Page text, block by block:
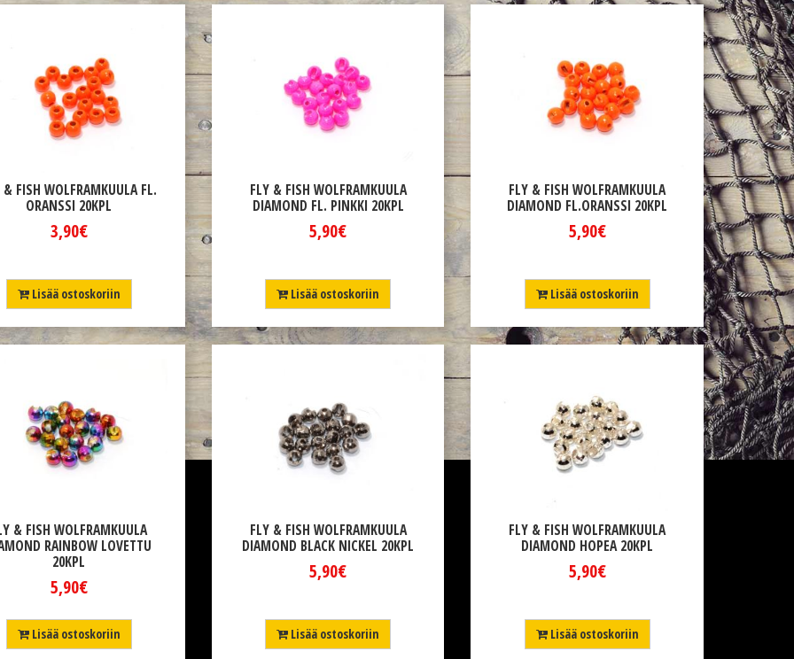
& FISH WOLFRAMKUULA FL.
ORANSSI 20KPL
3,90€
Lisää ostoskoriin
FLY & FISH WOLFRAMKUULA
DIAMOND FL. PINKKI 20KPL
5,90€
Lisää ostoskoriin
FLY & FISH WOLFRAMKUULA
DIAMOND FL.ORANSSI 20KPL
5,90€
Lisää ostoskoriin
& FISH WOLFRAMKUULA
RAINBOW LOVETTU
20KPL
5,90€
Lisää ostoskoriin
FLY & FISH WOLFRAMKUULA
DIAMOND BLACK NICKEL 20KPL
5,90€
Lisää ostoskoriin
FLY & FISH WOLFRAMKUULA
DIAMOND HOPEA 20KPL
5,90€
Lisää ostoskoriin